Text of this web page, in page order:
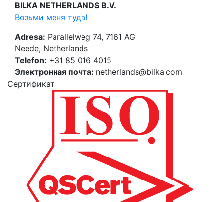
BILKA NETHERLANDS B.V.
Возьми меня туда!
Adresa: Parallelweg 74, 7161 AG
Neede, Netherlands
Telefon: +31 85 016 4015
Электронная почта: netherlands@bilka.com
Cертификат